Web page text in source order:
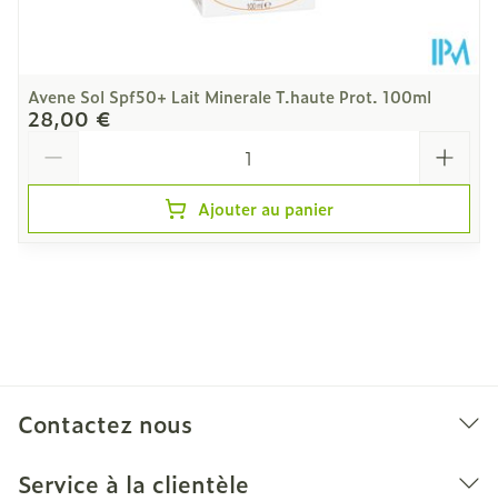
Avene Sol Spf50+ Lait Minerale T.haute Prot. 100ml
28,00 €
Ajouter au panier
Contactez nous
Service à la clientèle